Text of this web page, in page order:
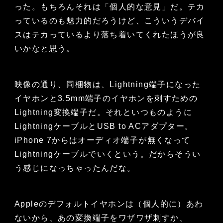
った。もちろんそれは「個人的な意見」だ。テカ
っているのも魅力的だろうけど、こういうデバイ
スはテカっているより落ち着いてくれたほうが良
いかなと思う。
映像の通り、同梱物は、Lightning端子になった
イヤホンと3.5mm端子のイヤホンを刺すための
Lightning変換端子だ。それといつものように
LightningケーブルとUSB to ACアダプター。
iPhone 7からはオーディオ端子が無くなって
Lightningケーブルでいくという。だからそうい
う感じになっちゃったんだな。
Appleのデフォルトイヤホンは（個人的に）あわ
ないから、あの変換端子をワザワザ刺すか、